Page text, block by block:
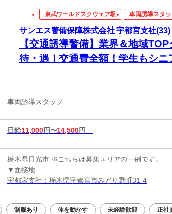
東武ワールドスクウェア駅 車両誘導スタッ
サンエス警備保障株式会社 宇都宮支社(33)
【交通誘導警備】業界＆地域TOP
待・遇！交通費全額！学生もシニ
車両誘導スタッフ
日給11,000円〜14,500円
栃木県日光市 ※こちらは募集エリアの一例です。
▼面接地
宇都宮支社：栃木県宇都宮市みどり野町31-4
制服あり 体を動かす 未経験歓迎 正社